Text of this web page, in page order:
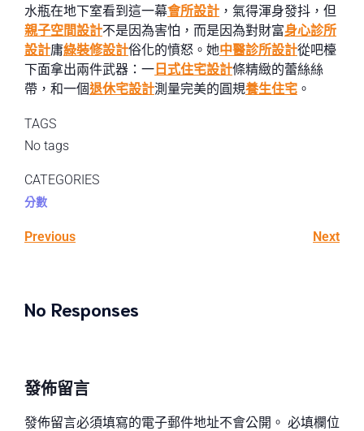
水瓶在地下室看到這一幕會所設計 ，氣得渾身發抖，但
親子空間設計不是因為害怕，而是因為對財富身心診所
設計庸綠裝修設計俗化的憤怒。她中醫診所設計從吧檯
下面拿出兩件武器：一 日式住宅設計條精緻的蕾絲絲
帶，和一個退休宅設計測量完美的圓規養生住宅 。
TAGS
No tags
CATEGORIES
分數
Previous Next
No Responses
發佈留言
發佈留言必須填寫的電子郵件地址不會公開。 必填欄位